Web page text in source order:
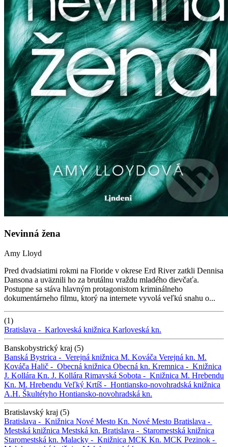
Nevinná žena
Amy Lloyd
Pred dvadsiatimi rokmi na Floride v okrese Erd River zatkli Dennisa
Dansona a uväznili ho za brutálnu vraždu mladého dievčaťa.
Postupne sa stáva hlavným protagonistom kriminálneho
dokumentárneho filmu, ktorý na internete vyvolá veľkú snahu o...
(1)
Bratislava - Karloveská knižnica Karloveská kn.
Banskobystrický kraj (5)
Banská Bystrica - Verejná knižnica M. Kováča Verejná kn. M.
Kováča Halič - Obecná knižnica Obecná kn. Kremnica - Knižnica
J. Kollára Kn. J. Kollára Rimavská Sobota - Knižnica M. Hrebendu
Kn. M. Hrebendu Veľký Krtíš - Hontiansko-novohradská knižnica
A.H. Škultétyho Hontiansko-novohradská kn.
Bratislavský kraj (5)
Bratislava - Knižnica Nové Mesto Kn. Nové Mesto Bratislava -
Mestská knižnica Mestská kn. Bratislava - Staromestská knižnica
Staromestská kn. Malacky - Knižnica MCK Kn. MCK Pezinok -